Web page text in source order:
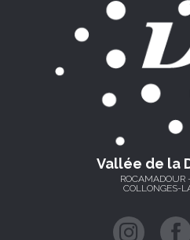
Vallée de la
ROCAMADOUR
COLLONGES-